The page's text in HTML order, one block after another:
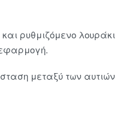
ρυθμιζόμενο λουράκι
μεταξύ των αυτιών